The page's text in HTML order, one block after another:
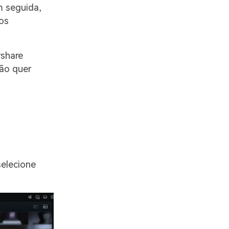
seguida,
quer